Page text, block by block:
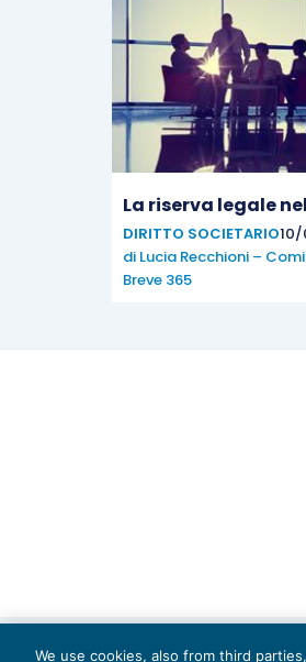
La riserva legale
DIRITTO SOCIETARIO10/
di Lucia Recchioni –
Breve 365
We use cookies, also from third